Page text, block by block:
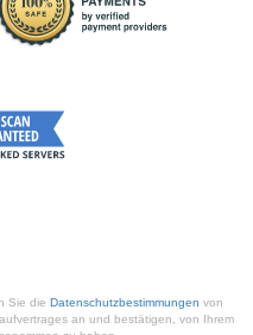
Sie die Datenschutzbestimmungen von
an und bestätigen, von Ihrem